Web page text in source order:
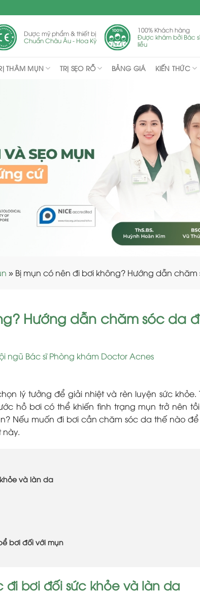
Dược mỹ phẩm & thiết bị
Chuẩn Châu Âu - Hoa Kỳ
100% Khách hàng
Được khám bởi Bác
liễu
THÂM MỤN TRỊ SẸO RỖ BẢNG GIÁ KIẾN THỨC
» Bị mụn có nên đi bơi không? Hướng dẫn
Hướng dẫn chăm sóc da
ngũ Bác sĩ Phòng khám Doctor Acnes
lý tưởng để giải nhiệt và rèn luyện sức khỏe.
hồ bơi có thể khiến tình trạng mụn trở nên
Nếu muốn đi bơi cần chăm sóc da thế nào
này.
và làn da
bơi đối với mụn
bơi đối sức khỏe và làn da